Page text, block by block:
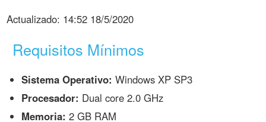
Actualizado: 14:52 18/5/2020
Requisitos Mínimos
Sistema Operativo: Windows XP SP3
Procesador: Dual core 2.0 GHz
Memoria: 2 GB RAM